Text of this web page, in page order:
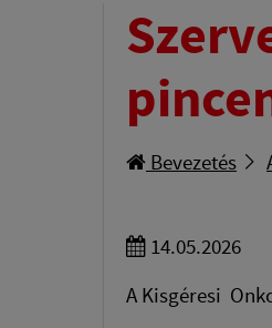
Bevezetés
14.05.2026
A Kisgéresi